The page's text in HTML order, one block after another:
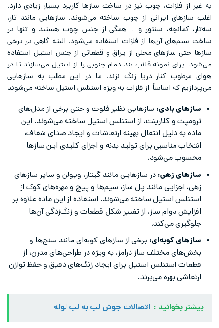
به غیر از فلزات، چوب نیز در ساخت سازها کاربرد بسیار زیادی دارد.
اغلب سازهای ایرانی از چوب ساخته می‌شوند. سازهایی مانند تار،
سه‌تار، کمانچه، سنتور و … همگی از جنس چوب هستند و تنها در
ساخت سیم‌های آن‌ها از فلزات استفاده می‌شود. البته گاهی در برخی
سازها حتی سازهای محلی از یراق و قطعاتی از جنس استیل استفاده
می‌شود. برای نمونه قلاب بند دمام جنوبی را از استیل می‌سازند تا در
هوای مرطوب کنار دریا زنگ نزند. ما در این مطلب به سازهایی
می‌پردازیم که اساساً از فلزات به ویژه استنلس استیل ساخته می‌شوند
سازهای بادی: سازهایی نظیر فلوت و حتی برخی از مدل‌های
ترومپت و کلارینت، از استنلس استیل ساخته می‌شوند. این
ماده به دلیل انتقال بهینه ارتعاشات و ایجاد صدای شفاف،
انتخاب مناسبی برای تولید بدنه و اجزای کلیدی این سازها
محسوب می‌شود.
سازهای زهی: در سازهایی مانند گیتار، ویولن و سایر سازهای
زهی، اجزایی مانند پل ساز، سیم‌ها و پیچ و مهره‌های کوک از
استنلس استیل ساخته می‌شوند. استفاده از این ماده علاوه بر
افزایش دوام ساز، از تغییر شکل قطعات و زنگ‌زدگی آن‌ها
جلوگیری می‌کند.
سازهای کوبه‌ای: برخی از سازهای کوبه‌ای مانند سنج‌ها و
بخش‌های مختلف ساز درامز، به ویژه در طراحی‌های مدرن، از
قطعات استنلس استیل برای ایجاد زنگ‌های دقیق و حفظ توازن
ارتعاشی بهره می‌برند.
بیشتر بخوانید : اتصالات جوش لب به لب لوله